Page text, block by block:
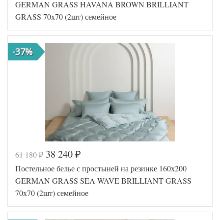
Ткань
Сатин
Размер
пододеяльника
150х200
(2шт)
Размер
простыни
160х200
Grass
(Австрия)
Код товара
562-112
Артикул
GG-23162
70
Ткань
Сатин
Размер
пододеяльника
150х200
(2шт)
160х200
GERMAN GRASS HAVANA BROWN BRILLIANT
GRASS 70х70 (2шт) семейное
-37%
61 180₽ 38 240 ₽
Постельное белье с простыней на резинке 160х200
GERMAN GRASS SEA WAVE BRILLIANT GRASS
70х70 (2шт) семейное